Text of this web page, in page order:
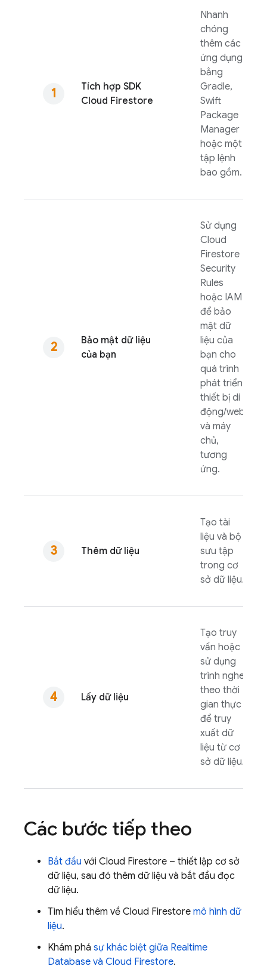
Tích hợp SDK
Cloud Firestore
Nhanh
chóng
thêm các
ứng dụng
bằng
Gradle,
Swift
Package
Manager
hoặc một
tập lệnh
bao gồm.
Bảo mật dữ liệu
của bạn
Sử dụng
Cloud
Firestore
Security
Rules
hoặc IAM
để bảo
mật dữ
liệu của
bạn cho
quá trình
phát triển
thiết bị di
động/web
và máy
chủ,
tương
ứng.
Thêm dữ liệu
Tạo tài
liệu và bộ
sưu tập
trong cơ
sở dữ liệu.
Lấy dữ liệu
Tạo truy
vấn hoặc
sử dụng
trình nghe
theo thời
gian thực
để truy
xuất dữ
liệu từ cơ
sở dữ liệu.
Các bước tiếp theo
Bắt đầu với Cloud Firestore – thiết lập cơ sở
dữ liệu, sau đó thêm dữ liệu và bắt đầu đọc
dữ liệu.
Tìm hiểu thêm về Cloud Firestore mô hình dữ
liệu.
Khám phá sự khác biệt giữa Realtime
Database và Cloud Firestore.